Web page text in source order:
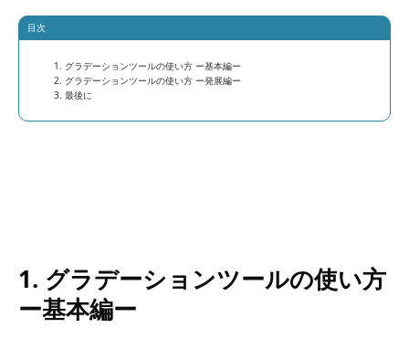
目次
グラデーションツールの使い方 ー基本編ー
グラデーションツールの使い方 ー発展編ー
最後に
1. グラデーションツールの使い方
ー基本編ー